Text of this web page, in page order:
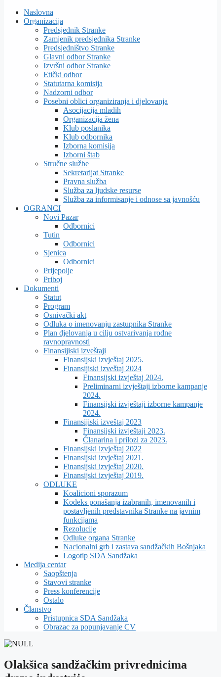
Naslovna
Organizacija
Predsjednik Stranke
Zamjenik predsjednika Stranke
Predsjedništvo Stranke
Glavni odbor Stranke
Izvršni odbor Stranke
Etički odbor
Statutarna komisija
Nadzorni odbor
Posebni oblici organiziranja i djelovanja
Asocijacija mladih
Organizacija žena
Klub poslanika
Klub odbornika
Izborna komisija
Izborni štab
Stručne službe
Sekretarijat Stranke
Pravna služba
Služba za ljudske resurse
Služba za informisanje i odnose sa javnošću
OGRANCI
Novi Pazar
Odbornici
Tutin
Odbornici
Sjenica
Odbornici
Prijepolje
Priboj
Dokumenti
Statut
Program
Osnivački akt
Odluka o imenovanju zastupnika Stranke
Plan djelovanja u cilju ostvarivanja rodne
ravnopravnosti
Finansijiski izveštaji
Finansijski izvještaj 2025.
Finansijiski izveštaj 2024
Finansijski izvještaj 2024.
Preliminarni izvještaji izborne kampanje
2024.
Finansijski izvještaji izborne kampanje
2024.
Finansijiski izveštaj 2023
Finansijski izvještaji 2023.
Članarina i prilozi za 2023.
Finansijski izvještaj 2022
Finansijski izvještaj 2021.
Finansijski izvještaj 2020.
Finansijski izvještaj 2019.
ODLUKE
Koalicioni sporazum
Kodeks ponašanja izabranih, imenovanih i
postavljenih predstavnika Stranke na javnim
funkcijama
Rezolucije
Odluke organa Stranke
Nacionalni grb i zastava sandžačkih Bošnjaka
Logotip SDA Sandžaka
Medija centar
Saopštenja
Stavovi stranke
Press konferencije
Ostalo
Članstvo
Pristupnica SDA Sandžaka
Obrazac za popunjavanje CV
Olakšica sandžačkim privrednicima